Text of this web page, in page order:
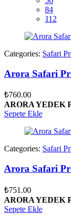
84
112
Categories: Safari
Arora Safari
₺760.00
ARORA YEDEK
Sepete Ekle
Categories: Safari
Arora Safari
₺751.00
ARORA YEDEK
Sepete Ekle